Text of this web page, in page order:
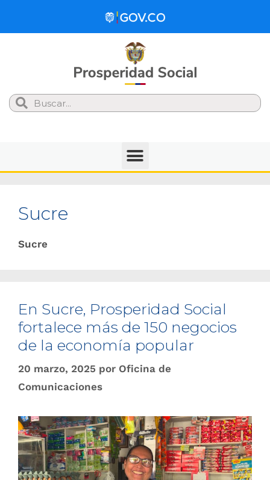
Search
Sucre
Sucre
En Sucre, Prosperidad Social
fortalece más de 150 negocios
de la economía popular
20 marzo, 2025 por Oficina de
Comunicaciones